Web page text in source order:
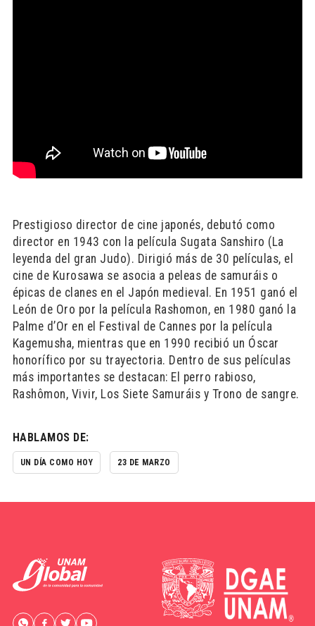
Prestigioso director de cine japonés, debutó como
director en 1943 con la película Sugata Sanshiro (La
leyenda del gran Judo). Dirigió más de 30 películas, el
cine de Kurosawa se asocia a peleas de samuráis o
épicas de clanes en el Japón medieval. En 1951 ganó el
León de Oro por la película Rashomon, en 1980 ganó la
Palme d’Or en el Festival de Cannes por la película
Kagemusha, mientras que en 1990 recibió un Óscar
honorífico por su trayectoria. Dentro de sus películas
más importantes se destacan: El perro rabioso,
Rashômon, Vivir, Los Siete Samuráis y Trono de sangre.
HABLAMOS DE:
UN DÍA COMO HOY 23 DE MARZO